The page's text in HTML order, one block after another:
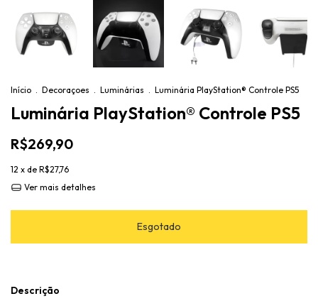
Início . Decoraçoes . Luminárias . Luminária PlayStation® Controle PS5
Luminária PlayStation® Controle PS5
R$269,90
12 x de R$27,76
Ver mais detalhes
Descrição